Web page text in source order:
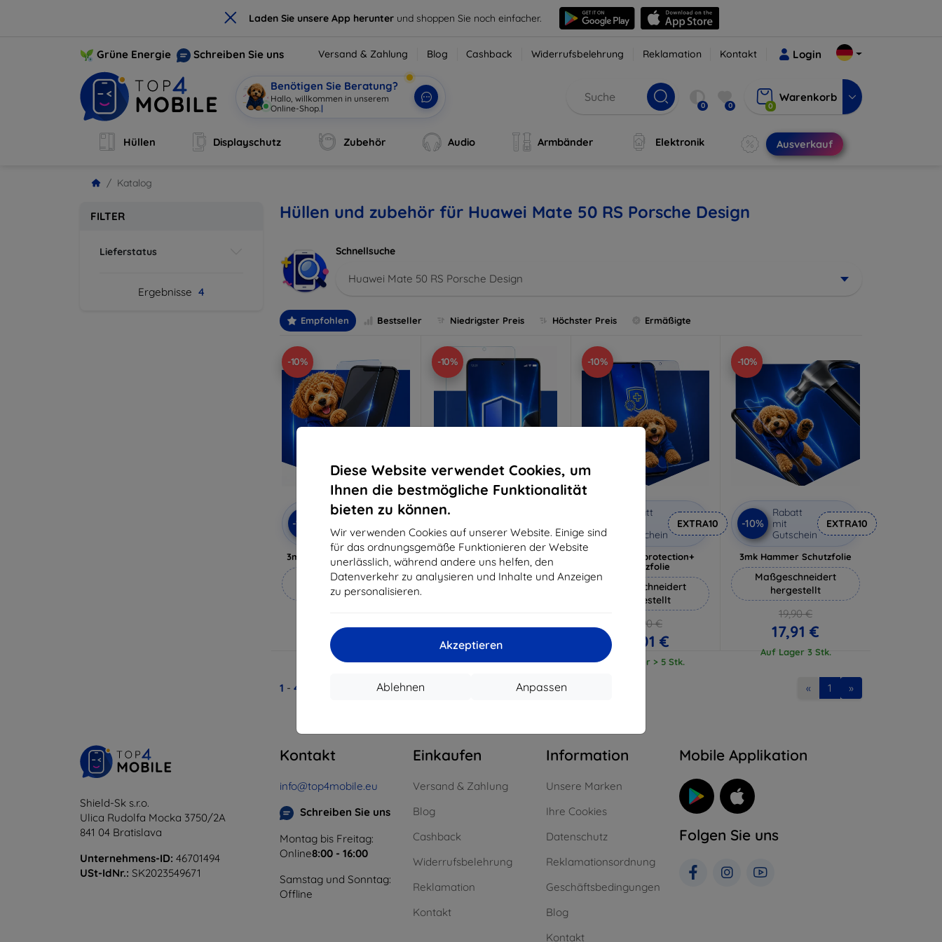
× Laden Sie unsere App herunter und shoppen Sie noch einfacher.
Diese Website verwendet Cookies, um
Ihnen die bestmögliche Funktionalität
bieten zu können.
Wir verwenden Cookies auf unserer Website. Einige sind
für das ordnungsgemäße Funktionieren der Website
unerlässlich, während andere uns helfen, den
Datenverkehr zu analysieren und Inhalte und Anzeigen
zu personalisieren.
Akzeptieren
Anpassen
Ablehnen
Grüne Energie Schreiben Sie uns Versand & Zahlung Blog Cashback Widerrufsbelehrung Reklamation Kontakt Login
Benötigen Sie Beratung?
Hallo, willkommen in unserem
Online-Shop. | 0 0 0
Warenkorb
Hüllen Displayschutz Zubehör Audio Armbänder Elektronik Ausverkauf
Katalog
FILTER
Lieferstatus
Ergebnisse 4
Hüllen und zubehör für Huawei Mate 50 RS Porsche Design
Schnellsuche
Huawei Mate 50 RS Porsche Design
Empfohlen Bestseller Niedrigster Preis Höchster Preis Ermäßigte
-10%
-10%
Rabatt
Gutschein
3mk Anti-Shock Schutzglas
Maßgeschneidert
hergestellt
15,21 €
Auf Lager > 5 Stk.
-10%
Gutschein
3mk Pure Matt Schutzglas
Maßgeschneidert
11,61 €
Auf Lager > 5 Stk.
-10%
Rabatt
Gutschein
EXTRA10
3mk Silverprotection+
Schutzfolie
Maßgeschneidert
hergestellt
18,90 €
17,01 €
Auf Lager > 5 Stk.
-10%
-10%
Rabatt
mit
Gutschein
EXTRA10
3mk Hammer Schutzfolie
Maßgeschneidert
hergestellt
19,90 €
17,91 €
Auf Lager 3 Stk.
1 - 4 « 1 »
Shield-Sk s.r.o.
Ulica Rudolfa Mocka 3750/2A
841 04 Bratislava
Unternehmens-ID: 46701494
USt-IdNr.: SK2023549671
Kontakt
info@top4mobile.eu
Schreiben Sie uns
Montag bis Freitag:
Online8:00 - 16:00
Samstag und Sonntag:
Offline
Einkaufen
Versand & Zahlung
Blog
Cashback
Widerrufsbelehrung
Reklamation
Kontakt
Information
Unsere Marken
Ihre Cookies
Datenschutz
Reklamationsordnung
Geschäftsbedingungen
Blog
Kontakt
Mobile Applikation
Folgen Sie uns